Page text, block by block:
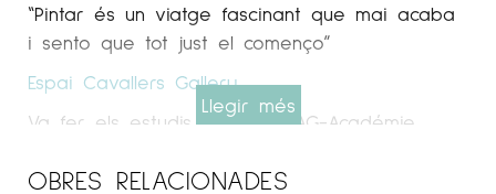
“Pintar és un viatge fascinant que mai acaba
i sento que tot just el començo”
Espai Cavallers Gallery
Va fer els estudis d’art a ESAG-Académie
Llegir més
OBRES RELACIONADES